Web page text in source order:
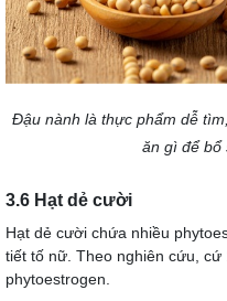
Đậu nành là thực phẩm dễ
ăn gì để bổ
3.6 Hạt dẻ cười
Hạt dẻ cười chứa nhiều
tiết tố nữ. Theo nghiên cứu,
phytoestrogen.